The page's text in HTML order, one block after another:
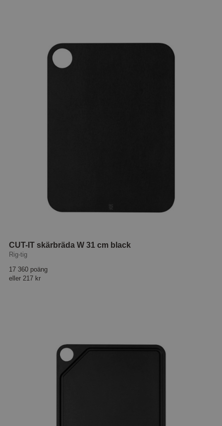
CUT-IT skärbräda W 31 cm black
Rig-tig
17 360 poäng
eller 217 kr